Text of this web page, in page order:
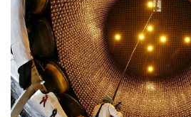
Văn hóa
Sân khấu - Điện ảnh
Văn học
Giải